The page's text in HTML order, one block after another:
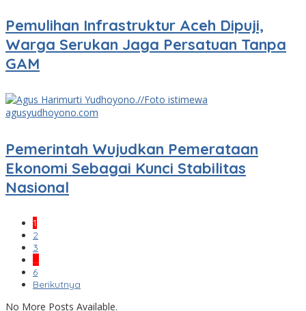
Pemulihan Infrastruktur Aceh Dipuji,
Warga Serukan Jaga Persatuan Tanpa
GAM
Pemerintah Wujudkan Pemerataan
Ekonomi Sebagai Kunci Stabilitas
Nasional
1
2
3
…
6
Berikutnya
No More Posts Available.